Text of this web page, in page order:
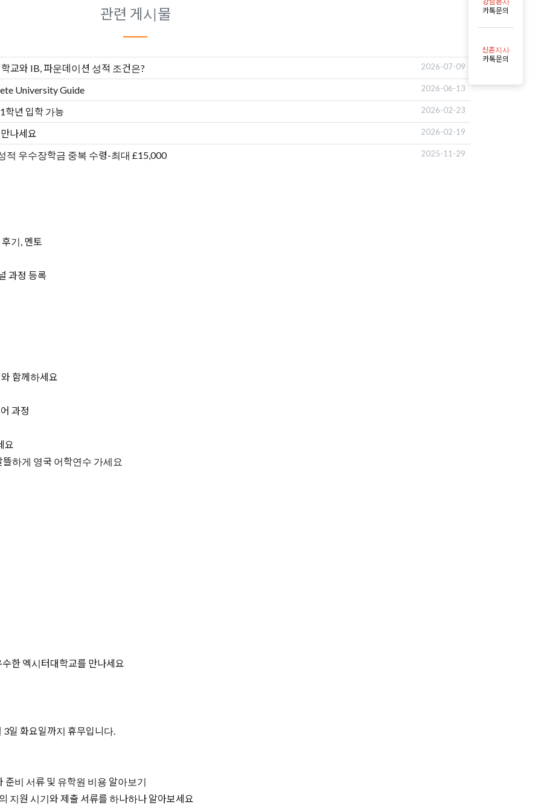
카톡문의
신촌지사
카톡문의
관련 게시물
교와 IB, 파운데이션 성적 조건은? 2026-07-09
University Guide 2026-06-13
학년 입학 가능 2026-02-23
나세요 2026-02-19
적 우수장학금 중복 수령-최대 £15,000 2025-11-29
기, 멘토
과정 등록
함께하세요
과정
요
하게 영국 어학연수 가세요
한 엑시터대학교를 만나세요
일 화요일까지 휴무입니다.
비 서류 및 유학원 비용 알아보기
지원 시기와 제출 서류를 하나하나 알아보세요